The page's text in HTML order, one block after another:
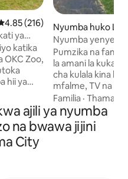
wa wastani wa 4.85
4.85 (216)
ya
katika
OKC Zoo,
hii ya
karibu
la bluu la
bwawa
nje.
Nyumba huko
Nyumba yenye
kulala katika nchi
Pumzika na
la amani la kukaa nchini.
cha kulala kina
mfalme, TV na
Chumba cha
cha ukubwa wa
ukubwa wa Twin Bafu lina bomba la
mvua/beseni la kuogea
Familia ·Thamani
ajili ya nyumba
na bwawa jijini
City